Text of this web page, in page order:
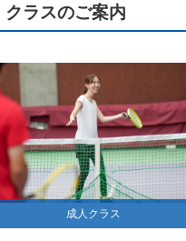
クラスのご案内
成人クラス